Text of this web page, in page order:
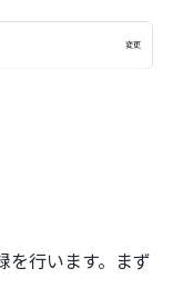
を行います。まず